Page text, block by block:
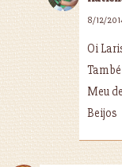
8/12/
Oi
Meu
Beijos